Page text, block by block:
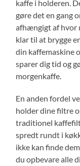
kaffe i holderen.
gøre det en gang
afhængigt af hvor
klar til at brygge
din kaffemaskine
sparer dig tid og
morgenkaffe.
En anden fordel
holder dine filtre
traditionel
spredt rundt i
ikke kan finde
du opbevare alle